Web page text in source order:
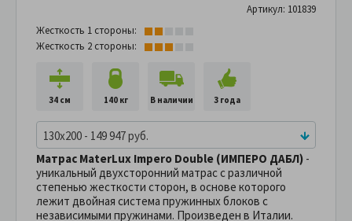
Артикул: 101839
Жесткость 1 стороны:
Жесткость 2 стороны:
34 см 140 кг В наличии 3 года
130x200 - 149 947 руб.
Матрас MaterLux Impero Double (ИМПЕРО ДАБЛ) -
уникальный двухсторонний матрас с различной
степенью жесткости сторон, в основе которого
лежит двойная система пружинных блоков с
независимыми пружинами. Произведен в Италии.